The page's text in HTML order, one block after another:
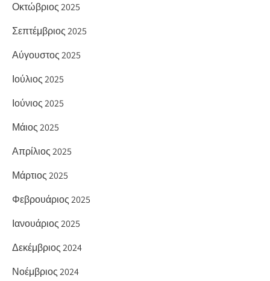
Οκτώβριος 2025
Σεπτέμβριος 2025
Αύγουστος 2025
Ιούλιος 2025
Ιούνιος 2025
Μάιος 2025
Απρίλιος 2025
Μάρτιος 2025
Φεβρουάριος 2025
Ιανουάριος 2025
Δεκέμβριος 2024
Νοέμβριος 2024